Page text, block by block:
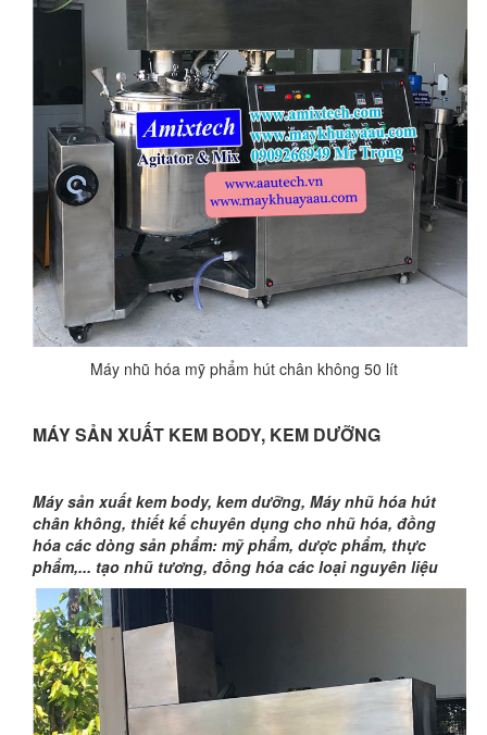
Máy nhũ hóa mỹ phẩm hút chân không 50 lít
MÁY SẢN XUẤT KEM BODY, KEM DƯỠNG
Máy sản xuất kem body, kem dưỡng, Máy nhũ hóa hút
chân không, thiết kế chuyên dụng cho nhũ hóa, đồng
hóa các dòng sản phẩm: mỹ phẩm, dược phẩm, thực
phẩm,... tạo nhũ tương, đồng hóa các loại nguyên liệu